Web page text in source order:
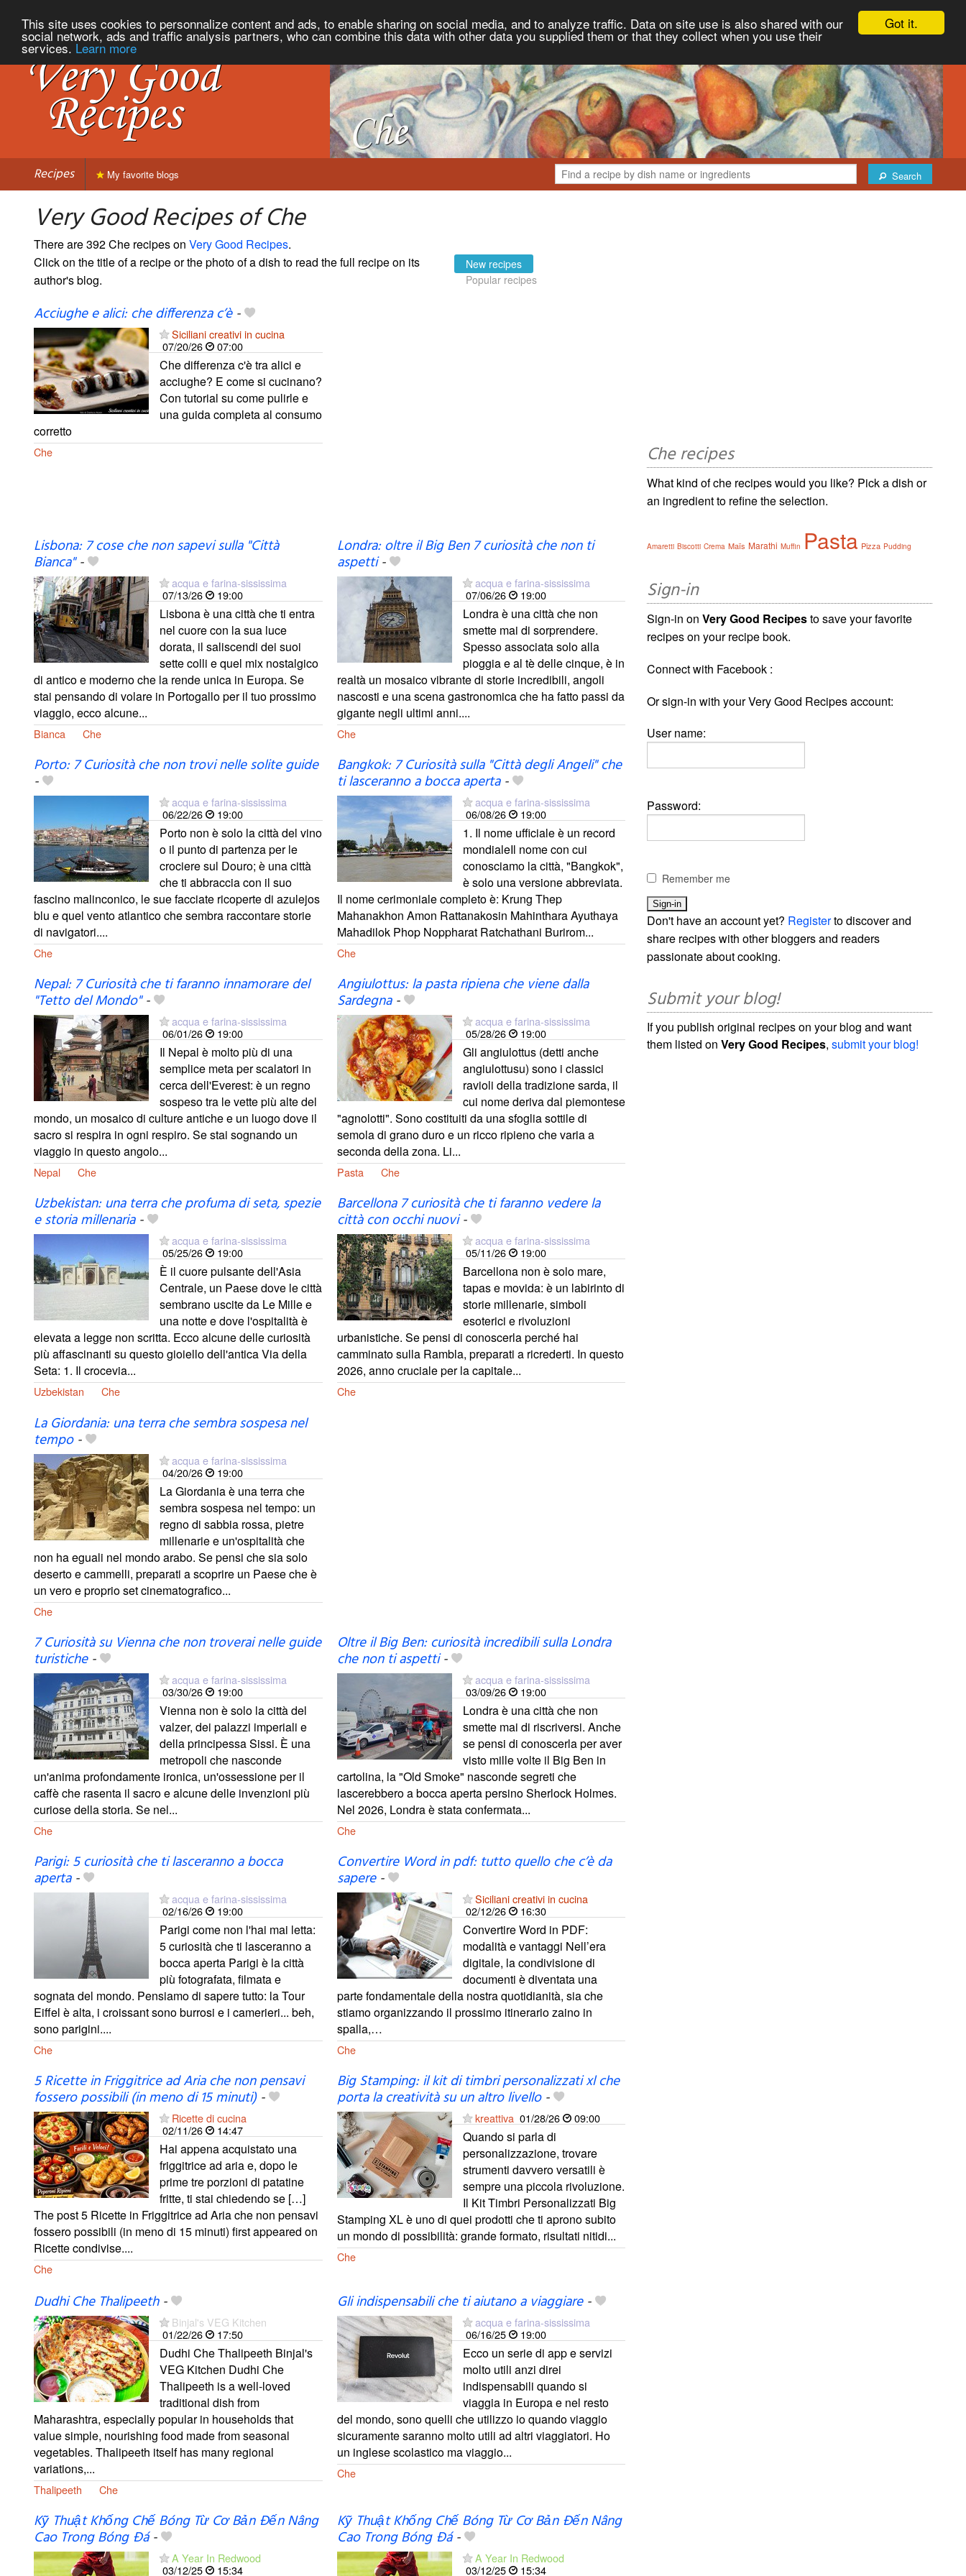
Got it.
This site uses cookies to personnalize content and ads, to enable sharing on social media, and to analyze traffic. Data on site use is also shared with our
social network, ads and traffic analysis partners, who can combine this data with other data you supplied them or that they collect when you use their
services. Learn more
Recipes Search
My favorite blogs
Very Good Recipes of Che
There are 392 Che recipes on Very Good Recipes.
Click on the title of a recipe or the photo of a dish to read the full recipe on its
author's blog.
New recipes
Popular recipes
Acciughe e alici: che differenza c’è-
Siciliani creativi in cucina
07/20/26
07:00
Che differenza c'è tra alici e
acciughe? E come si cucinano?
Con tutorial su come pulirle e
una guida completa al consumo
corretto
Che
Lisbona: 7 cose che non sapevi sulla "Città
Bianca"-
acqua e farina-sississima
07/13/26
19:00
Lisbona è una città che ti entra
nel cuore con la sua luce
dorata, il saliscendi dei suoi
sette colli e quel mix nostalgico
di antico e moderno che la rende unica in Europa. Se
stai pensando di volare in Portogallo per il tuo prossimo
viaggio, ecco alcune...
Bianca Che
Londra: oltre il Big Ben 7 curiosità che non ti
aspetti-
acqua e farina-sississima
07/06/26
19:00
Londra è una città che non
smette mai di sorprendere.
Spesso associata solo alla
pioggia e al tè delle cinque, è in
realtà un mosaico vibrante di storie incredibili, angoli
nascosti e una scena gastronomica che ha fatto passi da
gigante negli ultimi anni....
Che
Porto: 7 Curiosità che non trovi nelle solite guide
-
acqua e farina-sississima
06/22/26
19:00
Porto non è solo la città del vino
o il punto di partenza per le
crociere sul Douro; è una città
che ti abbraccia con il suo
fascino malinconico, le sue facciate ricoperte di azulejos
blu e quel vento atlantico che sembra raccontare storie
di navigatori....
Che
Bangkok: 7 Curiosità sulla "Città degli Angeli" che
ti lasceranno a bocca aperta-
acqua e farina-sississima
06/08/26
19:00
1. Il nome ufficiale è un record
mondialeIl nome con cui
conosciamo la città, "Bangkok",
è solo una versione abbreviata.
Il nome cerimoniale completo è: Krung Thep
Mahanakhon Amon Rattanakosin Mahinthara Ayuthaya
Mahadilok Phop Noppharat Ratchathani Burirom...
Che
Nepal: 7 Curiosità che ti faranno innamorare del
"Tetto del Mondo"-
acqua e farina-sississima
06/01/26
19:00
Il Nepal è molto più di una
semplice meta per scalatori in
cerca dell'Everest: è un regno
sospeso tra le vette più alte del
mondo, un mosaico di culture antiche e un luogo dove il
sacro si respira in ogni respiro. Se stai sognando un
viaggio in questo angolo...
Nepal Che
Angiulottus: la pasta ripiena che viene dalla
Sardegna-
acqua e farina-sississima
05/28/26
19:00
Gli angiulottus (detti anche
angiulottusu) sono i classici
ravioli della tradizione sarda, il
cui nome deriva dal piemontese
"agnolotti". Sono costituiti da una sfoglia sottile di
semola di grano duro e un ricco ripieno che varia a
seconda della zona. Li...
Pasta Che
Uzbekistan: una terra che profuma di seta, spezie
e storia millenaria-
acqua e farina-sississima
05/25/26
19:00
È il cuore pulsante dell'Asia
Centrale, un Paese dove le città
sembrano uscite da Le Mille e
una notte e dove l'ospitalità è
elevata a legge non scritta. Ecco alcune delle curiosità
più affascinanti su questo gioiello dell'antica Via della
Seta: 1. Il crocevia...
Uzbekistan Che
Barcellona 7 curiosità che ti faranno vedere la
città con occhi nuovi-
acqua e farina-sississima
05/11/26
19:00
Barcellona non è solo mare,
tapas e movida: è un labirinto di
storie millenarie, simboli
esoterici e rivoluzioni
urbanistiche. Se pensi di conoscerla perché hai
camminato sulla Rambla, preparati a ricrederti. In questo
2026, anno cruciale per la capitale...
Che
La Giordania: una terra che sembra sospesa nel
tempo-
acqua e farina-sississima
04/20/26
19:00
La Giordania è una terra che
sembra sospesa nel tempo: un
regno di sabbia rossa, pietre
millenarie e un'ospitalità che
non ha eguali nel mondo arabo. Se pensi che sia solo
deserto e cammelli, preparati a scoprire un Paese che è
un vero e proprio set cinematografico...
Che
7 Curiosità su Vienna che non troverai nelle guide
turistiche-
acqua e farina-sississima
03/30/26
19:00
Vienna non è solo la città del
valzer, dei palazzi imperiali e
della principessa Sissi. È una
metropoli che nasconde
un'anima profondamente ironica, un'ossessione per il
caffè che rasenta il sacro e alcune delle invenzioni più
curiose della storia. Se nel...
Che
Oltre il Big Ben: curiosità incredibili sulla Londra
che non ti aspetti-
acqua e farina-sississima
03/09/26
19:00
Londra è una città che non
smette mai di riscriversi. Anche
se pensi di conoscerla per aver
visto mille volte il Big Ben in
cartolina, la "Old Smoke" nasconde segreti che
lascerebbero a bocca aperta persino Sherlock Holmes.
Nel 2026, Londra è stata confermata...
Che
Parigi: 5 curiosità che ti lasceranno a bocca
aperta-
acqua e farina-sississima
02/16/26
19:00
Parigi come non l'hai mai letta:
5 curiosità che ti lasceranno a
bocca aperta Parigi è la città
più fotografata, filmata e
sognata del mondo. Pensiamo di sapere tutto: la Tour
Eiffel è alta, i croissant sono burrosi e i camerieri... beh,
sono parigini....
Che
Convertire Word in pdf: tutto quello che c’è da
sapere-
Siciliani creativi in cucina
02/12/26
16:30
Convertire Word in PDF:
modalità e vantaggi Nell’era
digitale, la condivisione di
documenti è diventata una
parte fondamentale della nostra quotidianità, sia che
stiamo organizzando il prossimo itinerario zaino in
spalla,…
Che
5 Ricette in Friggitrice ad Aria che non pensavi
fossero possibili (in meno di 15 minuti)-
Ricette di cucina
02/11/26
14:47
Hai appena acquistato una
friggitrice ad aria e, dopo le
prime tre porzioni di patatine
fritte, ti stai chiedendo se […]
The post 5 Ricette in Friggitrice ad Aria che non pensavi
fossero possibili (in meno di 15 minuti) first appeared on
Ricette condivise....
Che
Big Stamping: il kit di timbri personalizzati xl che
porta la creatività su un altro livello-
kreattiva 01/28/26 09:00
Quando si parla di
personalizzazione, trovare
strumenti davvero versatili è
sempre una piccola rivoluzione.
Il Kit Timbri Personalizzati Big
Stamping XL è uno di quei prodotti che ti aprono subito
un mondo di possibilità: grande formato, risultati nitidi...
Che
Dudhi Che Thalipeeth-
Binjal's VEG Kitchen
01/22/26
17:50
Dudhi Che Thalipeeth Binjal's
VEG Kitchen Dudhi Che
Thalipeeth is a well-loved
traditional dish from
Maharashtra, especially popular in households that
value simple, nourishing food made from seasonal
vegetables. Thalipeeth itself has many regional
variations,...
Thalipeeth Che
Gli indispensabili che ti aiutano a viaggiare-
acqua e farina-sississima
06/16/25
19:00
Ecco un serie di app e servizi
molto utili anzi direi
indispensabili quando si
viaggia in Europa e nel resto
del mondo, sono quelli che utilizzo io quando viaggio
sicuramente saranno molto utili ad altri viaggiatori. Ho
un inglese scolastico ma viaggio...
Che
Kỹ Thuật Khống Chế Bóng Từ Cơ Bản Đến Nâng
Cao Trong Bóng Đá-
A Year In Redwood
03/12/25
15:34
Kỹ Thuật Khống Chế Bóng Từ Cơ Bản Đến Nâng
Cao Trong Bóng Đá-
A Year In Redwood
03/12/25
15:34
Che recipes
What kind of che recipes would you like? Pick a dish or
an ingredient to refine the selection.
Amaretti Biscotti Crema Maïs Marathi Muffin Pasta Pizza Pudding
Sign-in
Sign-in onVery Good Recipesto save your favorite
recipes on your recipe book.
Connect with Facebook :
Or sign-in with your Very Good Recipes account:
User name:
Password:
Remember me
Don't have an account yet? Registerto discover and
share recipes with other bloggers and readers
passionate about cooking.
Submit your blog!
If you publish original recipes on your blog and want
them listed onVery Good Recipes,submit your blog!